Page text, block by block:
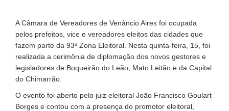
A Câmara de Vereadores de Venâncio Aires foi ocupada
pelos prefeitos, vice e vereadores eleitos das cidades que
fazem parte da 93ª Zona Eleitoral. Nesta quinta-feira, 15, foi
realizada a cerimônia de diplomação dos novos gestores e
legisladores de Boqueirão do Leão, Mato Leitão e da Capital
do Chimarrão.
O evento foi aberto pelo juiz eleitoral João Francisco Goulart
Borges e contou com a presença do promotor eleitoral,